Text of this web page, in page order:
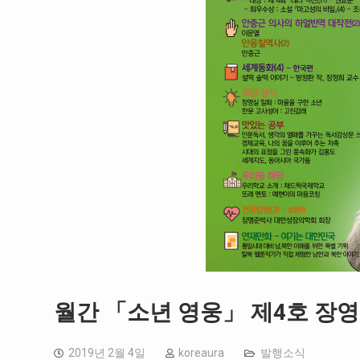
월간 「소년 영웅」 제4호 장
2019년 2월 4일 koreaura 발행소식